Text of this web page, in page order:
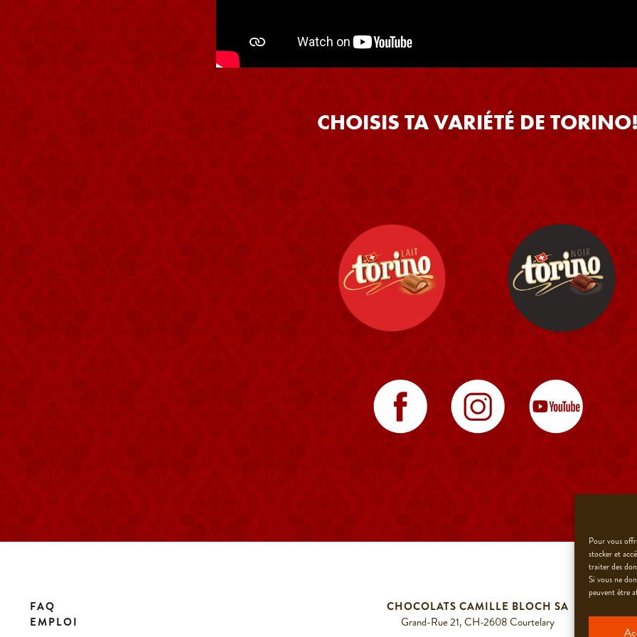
Pour vous
stocker et
traiter des
Si vous ne
peuvent être
CHOISIS TA VARIÉTÉ DE
FAQ
EMPLOI
CHOCOLATS CAMILLE BLOCH SA
Grand-Rue 21, CH-2608 Courtelary